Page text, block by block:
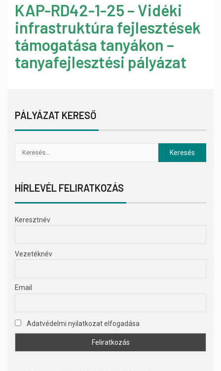
KAP-RD42-1-25 – Vidéki
infrastruktúra fejlesztések
támogatása tanyákon –
tanyafejlesztési pályázat
PÁLYÁZAT KERESŐ
HÍRLEVÉL FELIRATKOZÁS
Keresztnév
Vezetéknév
Email
Adatvédelmi nyilatkozat elfogadása